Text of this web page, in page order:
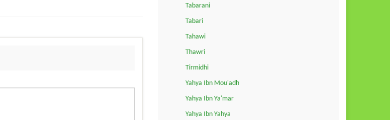
Tabarani
Tabari
Tahawi
Thawri
Tirmidhi
Yahya Ibn Mou'adh
Yahya Ibn Ya'mar
Yahya Ibn Yahya